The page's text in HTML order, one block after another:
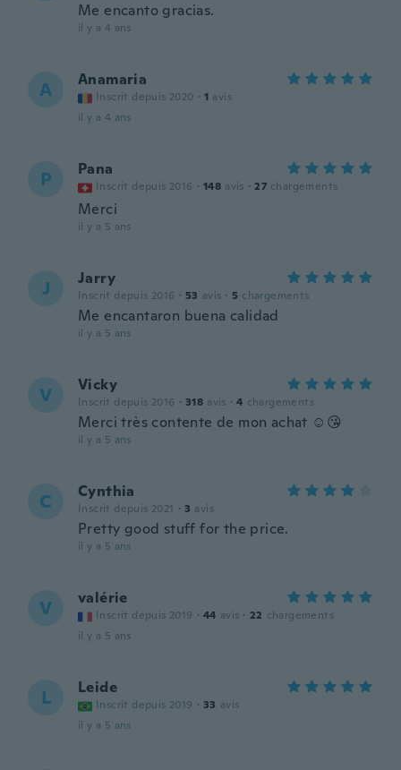
Me encanto gracias.
il y a 4 ans
A Anamaria
Inscrit depuis 2020 · 1 avis
il y a 4 ans
P Pana
Inscrit depuis 2016 · 148 avis · 27 chargements
Merci
il y a 5 ans
J Jarry
Inscrit depuis 2016 · 53 avis · 5 chargements
Me encantaron buena calidad
il y a 5 ans
V Vicky
Inscrit depuis 2016 · 318 avis · 4 chargements
Merci très contente de mon achat ☺😘
il y a 5 ans
C Cynthia
Inscrit depuis 2021 · 3 avis
Pretty good stuff for the price.
il y a 5 ans
V valérie
Inscrit depuis 2019 · 44 avis · 22 chargements
il y a 5 ans
L Leide
Inscrit depuis 2019 · 33 avis
il y a 5 ans